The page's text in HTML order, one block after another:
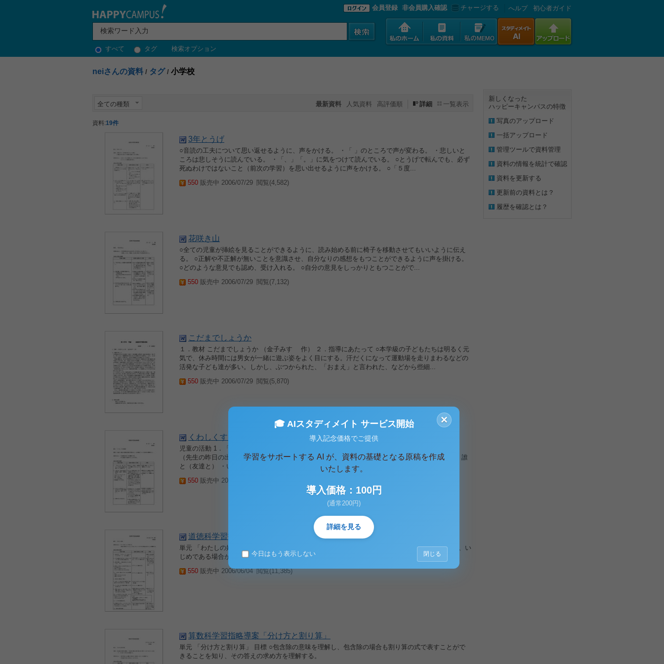
すべて タグ 検索オプション
会員登録 非会員購入確認 チャージする へルプ 初心者ガイド
neiさんの資料 / タグ / 小学校
全ての種類 最新資料 人気資料 高評価順 詳細 一覧表示
資料:19件
3年とうげ
○音読の工夫について思い返せるように、声をかける。 ・「 」のところで声が変わる。 ・悲しいと
ころは悲しそうに読んでいる。 ・「、」「。」に気をつけて読んでいる。 ○とうげで転んでも、必ず
死ぬわけではないこと（前次の学習）を思い出せるように声をかける。 ○「５度...
550 販売中 2006/07/29 閲覧(4,582)
花咲き山
○全ての児童が挿絵を見ることができるように、読み始める前に椅子を移動させてもいいように伝え
る。 ○正解や不正解が無いことを意識させ、自分なりの感想をもつことができるように声を掛ける。
○どのような意見でも認め、受け入れる。 ○自分の意見をしっかりともつことがで...
550 販売中 2006/07/29 閲覧(7,132)
こだまでしょうか
１．教材 こだまでしょうか （金子みすゞ 作） ２．指導にあたって ○本学級の子どもたちは明るく元
気で、休み時間には男女が一緒に遊ぶ姿をよく目にする。汗だくになって運動場を走りまわるなどの
活発な子ども達が多い。しかし、ぶつかられた、「おまえ」と言われた、などから些細...
550 販売中 2006/07/29 閲覧(5,870)
くわしくする言葉
児童の活動 1．「わたしは、食べました。」の文から主語と述語について復習する。 2．上記の文
（先生の昨日の出来事）を見て、質問をする。 ・どこで（レストランで） ・何を（カレーを） ・誰
と（友達と） ・いつ（夜ご飯を） ○修飾語について知る。 3．「わたしは、遊び...
550 販売中 2006/07/29
道徳科学習指導案 「わたしの妹」
単元 「わたしの妹」 本時のねらい ○いじめについて考える。 ○軽い気持ちでしたことであっても、い
じめである場合があることを理解する。
550 販売中 2006/06/04 閲覧(11,385)
算数科学習指略導案「分け方と割り算」
単元 「分け方と割り算」 目標 ○包含除の意味を理解し、包含除の場合も割り算の式で表すことがで
きることを知り、その答えの求め方を理解する。
新しくなった
ハッピーキャンパスの特徴
写真のアップロード
一括アップロード
管理ツールで資料管理
資料の情報を統計で確認
資料を更新する
更新前の資料とは？
履歴を確認とは？
×
🎓 AIスタディメイト サービス開始
導入記念価格でご提供
学習をサポートする AI が、資料の基礎となる原稿を作成
いたします。
導入価格：100円
(通常200円)
詳細を見る
今日はもう表示しない 閉じる